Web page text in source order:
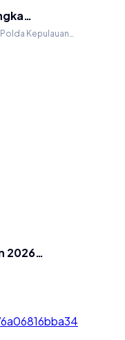
Polda Kepulauan…
2026…